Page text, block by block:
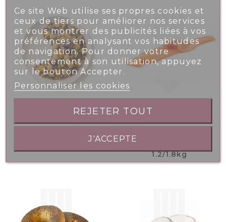
1.2/1.8kg
Ce site Web utilise ses propres cookies et
ceux de tiers pour améliorer nos services
et vous montrer des publicités liées à vos
préférences en analysant vos habitudes
de navigation. Pour donner votre
consentement à son utilisation, appuyez
sur le bouton Accepter.
Personnaliser les cookies
REJETER TOUT
J'ACCEPTE